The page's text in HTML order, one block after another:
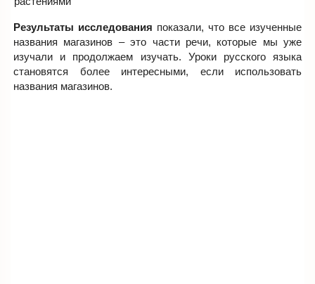
Результаты исследования показали, что все изученные
названия магазинов – это части речи, которые мы уже
изучали и продолжаем изучать. Уроки русского языка
становятся более интересными, если использовать
названия магазинов.